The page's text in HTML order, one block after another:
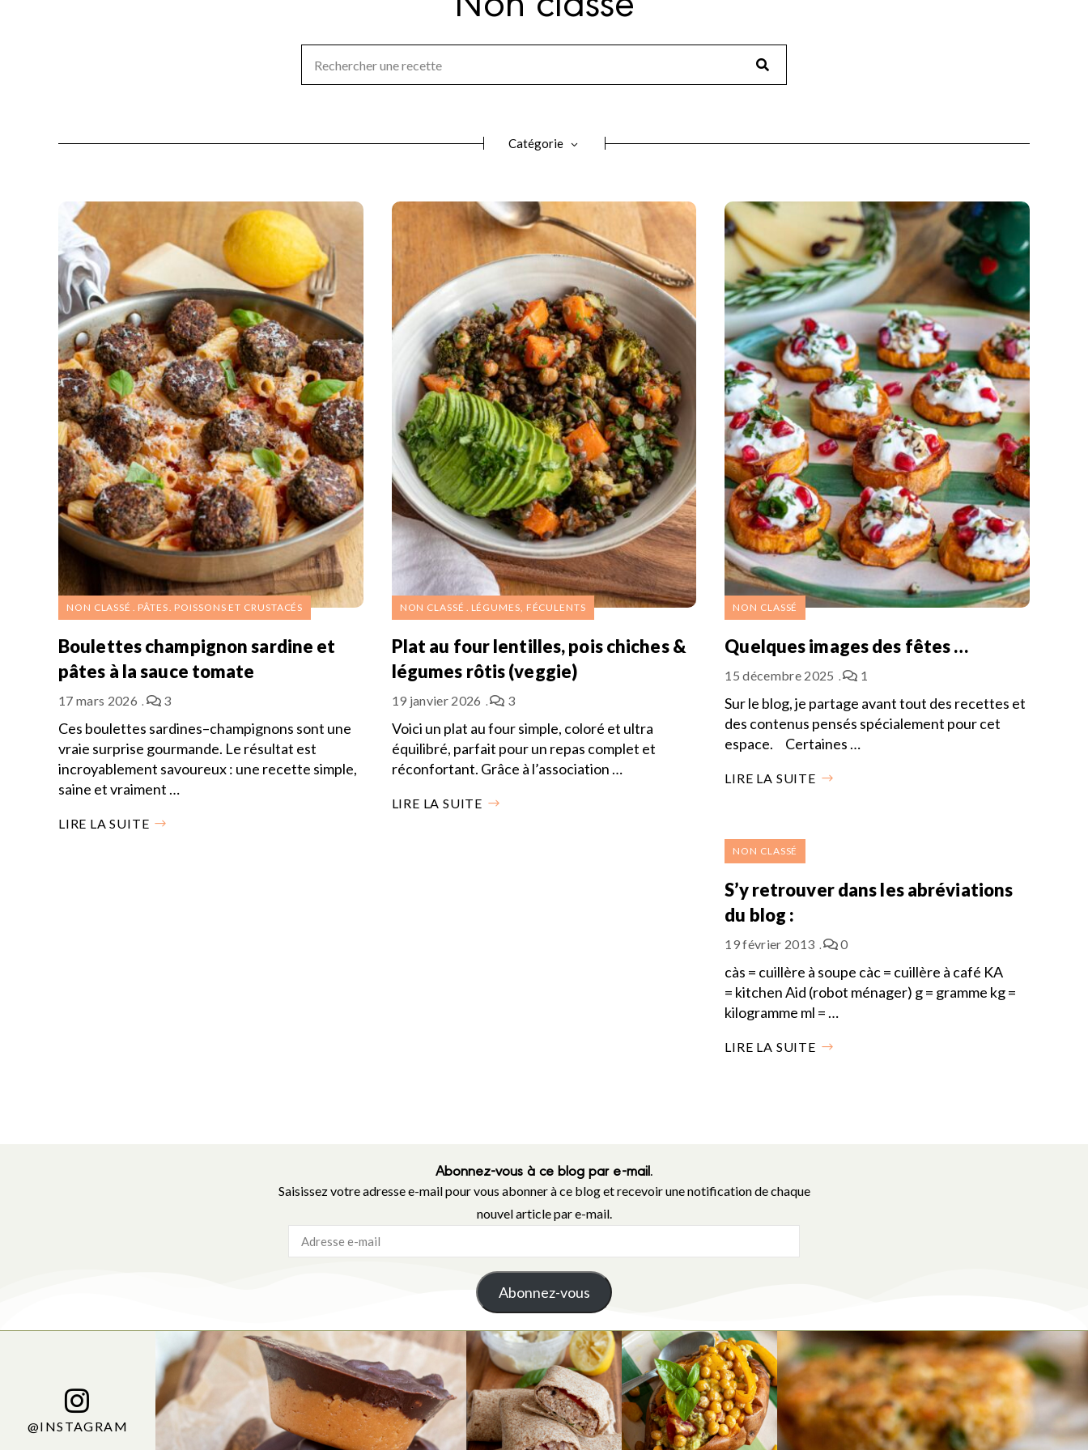
Catégorie
NON CLASSÉ PÂTES POISSONS ET CRUSTACÉS
Boulettes champignon sardine et
pâtes à la sauce tomate
17 mars 2026 3
Ces boulettes sardines–champignons sont une
vraie surprise gourmande. Le résultat est
incroyablement savoureux : une recette simple,
saine et vraiment …
LIRE LA SUITE
NON CLASSÉ LÉGUMES, FÉCULENTS
Plat au four lentilles, pois chiches &
légumes rôtis (veggie)
19 janvier 2026 3
Voici un plat au four simple, coloré et ultra
équilibré, parfait pour un repas complet et
réconfortant. Grâce à l’association …
LIRE LA SUITE
NON CLASSÉ
Quelques images des fêtes …
15 décembre 2025 1
Sur le blog, je partage avant tout des recettes et
des contenus pensés spécialement pour cet
espace. Certaines …
LIRE LA SUITE
NON CLASSÉ
S’y retrouver dans les abréviations
du blog :
19 février 2013 0
càs = cuillère à soupe càc = cuillère à café KA
= kitchen Aid (robot ménager) g = gramme kg =
kilogramme ml = …
LIRE LA SUITE
Abonnez-vous à ce blog par e-mail.
Saisissez votre adresse e-mail pour vous abonner à ce blog et recevoir une notification de chaque
nouvel article par e-mail.
Abonnez-vous
@INSTAGRAM